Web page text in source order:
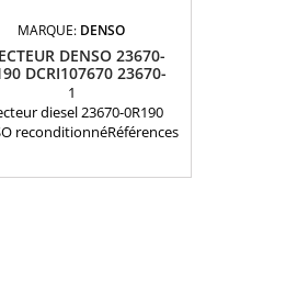
MARQUE: DENSO
DENSO 23670-
DCRI107670 23670-
0R030
1
diesel 23670-0R190
reconditionnéRéférences